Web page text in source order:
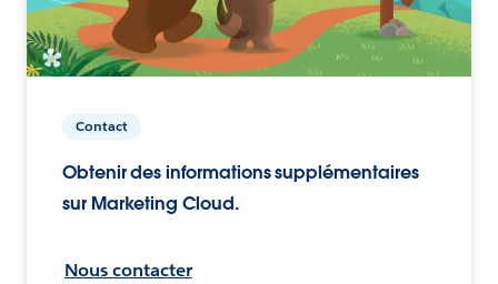
Contact
Obtenir des informations supplémentaires
sur Marketing Cloud.
Nous contacter